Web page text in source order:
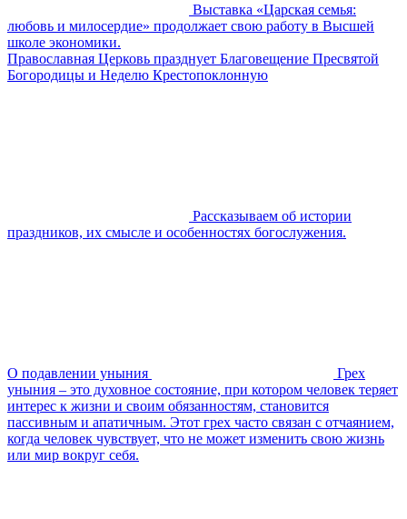
Выставка «Царская семья:
любовь и милосердие» продолжает свою работу в Высшей
школе экономики.
Православная Церковь празднует Благовещение Пресвятой
Богородицы и Неделю Крестопоклонную
Рассказываем об истории
праздников, их смысле и особенностях богослужения.
О подавлении уныния
Грех
уныния – это духовное состояние, при котором человек теряет
интерес к жизни и своим обязанностям, становится
пассивным и апатичным. Этот грех часто связан с отчаянием,
когда человек чувствует, что не может изменить свою жизнь
или мир вокруг себя.